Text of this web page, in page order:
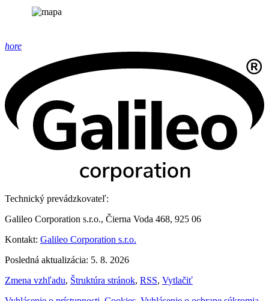
hore
Technický prevádzkovateľ:
Galileo Corporation s.r.o., Čierna Voda 468, 925 06
Kontakt: Galileo Corporation s.r.o.
Posledná aktualizácia: 5. 8. 2026
Zmena vzhľadu, Štruktúra stránok, RSS, Vytlačiť